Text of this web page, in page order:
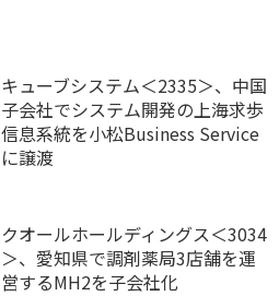
キューブシステム＜2335＞、中国
子会社でシステム開発の上海求歩
信息系統を小松Business Service
に譲渡
クオールホールディングス＜3034
＞、愛知県で調剤薬局3店舗を運
営するMH2を子会社化